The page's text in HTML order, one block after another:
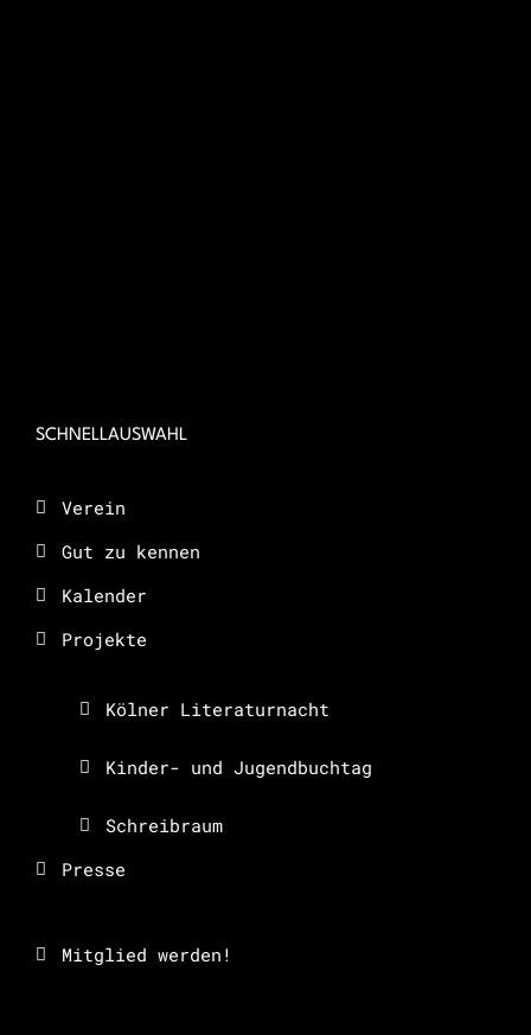
SCHNELLAUSWAHL
Verein
Gut zu kennen
Kalender
Projekte
Kölner Literaturnacht
Kinder- und Jugendbuchtag
Schreibraum
Presse
Mitglied werden!